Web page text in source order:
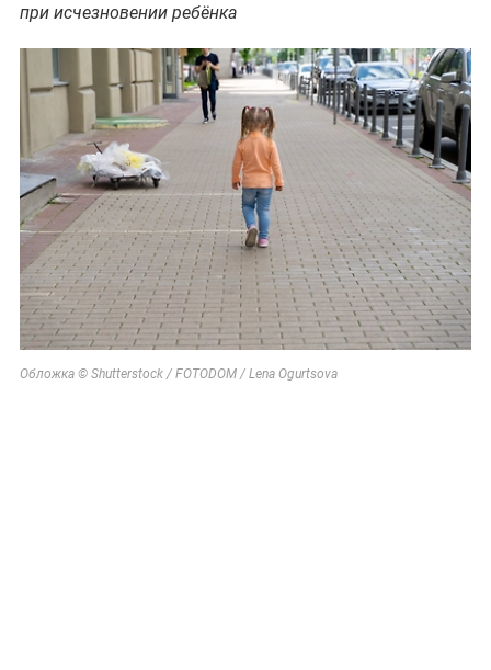
при исчезновении ребёнка
Обложка © Shutterstock / FOTODOM / Lena Ogurtsova